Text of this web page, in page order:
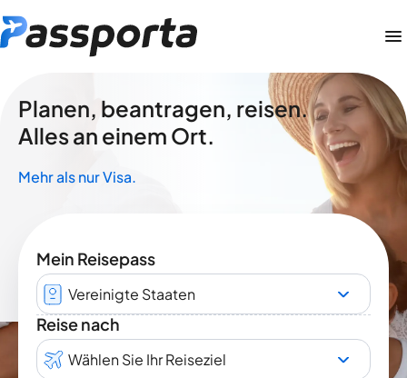
Planen, beantragen, reisen.
Alles an einem Ort.
Mehr als nur Visa.
Mein Reisepass
Vereinigte Staaten
Reise nach
Wählen Sie Ihr Reiseziel